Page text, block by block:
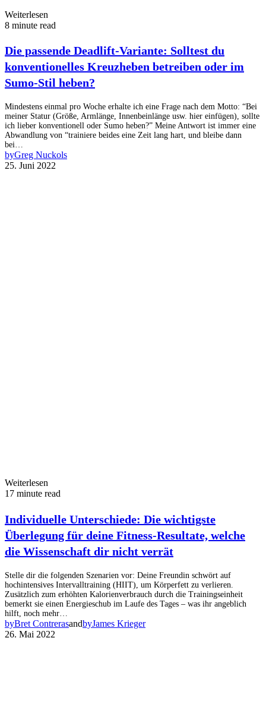
Weiterlesen
8 minute read
Die passende Deadlift-Variante: Solltest du
konventionelles Kreuzheben betreiben oder im
Sumo-Stil heben?
Mindestens einmal pro Woche erhalte ich eine Frage nach dem Motto: “Bei
meiner Statur (Größe, Armlänge, Innenbeinlänge usw. hier einfügen), sollte
ich lieber konventionell oder Sumo heben?” Meine Antwort ist immer eine
Abwandlung von “trainiere beides eine Zeit lang hart, und bleibe dann
bei…
byGreg Nuckols
25. Juni 2022
Weiterlesen
17 minute read
Individuelle Unterschiede: Die wichtigste
Überlegung für deine Fitness-Resultate, welche
die Wissenschaft dir nicht verrät
Stelle dir die folgenden Szenarien vor: Deine Freundin schwört auf
hochintensives Intervalltraining (HIIT), um Körperfett zu verlieren.
Zusätzlich zum erhöhten Kalorienverbrauch durch die Trainingseinheit
bemerkt sie einen Energieschub im Laufe des Tages – was ihr angeblich
hilft, noch mehr…
byBret ContrerasandbyJames Krieger
26. Mai 2022